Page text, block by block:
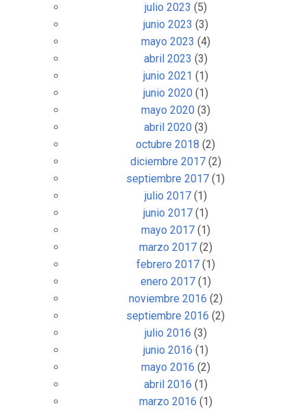
julio 2023 (5)
junio 2023 (3)
mayo 2023 (4)
abril 2023 (3)
junio 2021 (1)
junio 2020(1)
mayo 2020(3)
abril 2020(3)
octubre 2018 (2)
diciembre 2017(2)
septiembre 2017 (1)
julio 2017(1)
junio 2017(1)
mayo 2017(1)
marzo 2017(2)
febrero 2017(1)
enero 2017(1)
noviembre 2016 (2)
septiembre 2016 (2)
julio 2016 (3)
junio 2016 (1)
mayo 2016 (2)
abril 2016 (1)
marzo 2016 (1)